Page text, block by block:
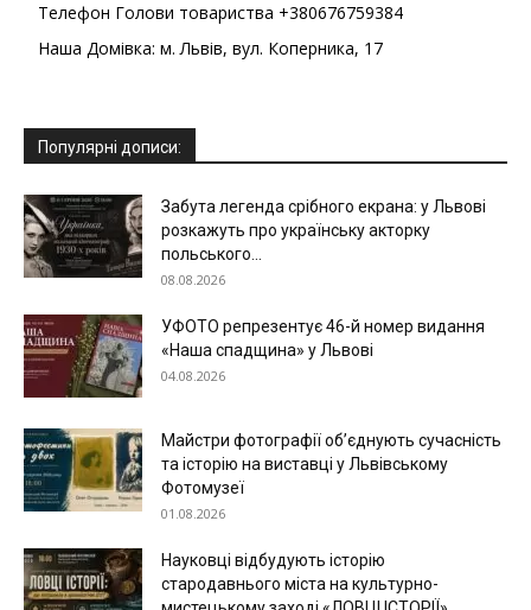
Телефон Голови товариства +380676759384
Наша Домівка: м. Львів, вул. Коперника, 17
Популярні дописи:
Забута легенда срібного екрана: у Львові
розкажуть про українську акторку
польського...
08.08.2026
УФОТО репрезентує 46-й номер видання
«Наша спадщина» у Львові
04.08.2026
Майстри фотографії об’єднують сучасність
та історію на виставці у Львівському
Фотомузеї
01.08.2026
Науковці відбудують історію
стародавнього міста на культурно-